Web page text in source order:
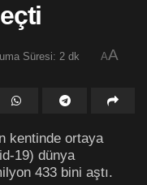
Süresi: 2 dk AA
kentinde ortaya
19) dünya
433 bini aştı.